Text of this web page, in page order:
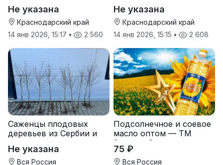
Не указана
Краснодарский край
14 янв 2026, 15:17 • 2 560
Не указана
Краснодарский край
14 янв 2026, 15:15 • 2 608
Саженцы плодовых
деревьев из Сербии и
Не указана
Вся Россия
Подсолнечное и соевое
масло оптом — ТМ
Золотая Семечка
75 ₽
Вся Россия